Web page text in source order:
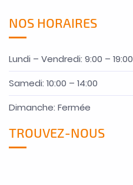
NOS HORAIRES
Lundi – Vendredi: 9:00 – 19:00
Samedi: 10:00 – 14:00
Dimanche: Fermée
TROUVEZ-NOUS